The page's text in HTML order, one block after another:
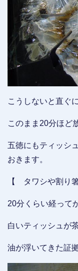
こうしないと直ぐ
このまま20分ほど
五徳にもティッシ
おきます。
【 タワシや割り
20分くらい経って
白いティッシュが
油が浮いてきた証